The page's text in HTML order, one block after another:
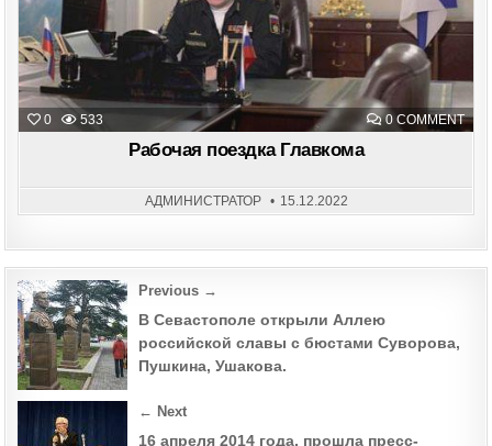
0 533 0 COMMENTON
Рабочая поездка Главкома
АДМИНИСТРАТОР 15.12.2022
Post
navigation
Previous →
В Севастополе открыли Аллею
российской славы с бюстами Суворова,
Пушкина, Ушакова.
← Next
16 апреля 2014 года, прошла пресс-